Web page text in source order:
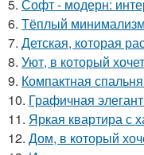
5. Софт - модерн:
6. Тёплый
7. Детская, которая
8. Уют, в который
9. Компактная
10. Графичная
11. Яркая квартира с
12. Дом, в который